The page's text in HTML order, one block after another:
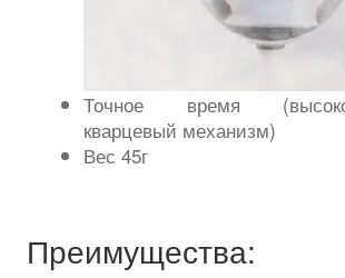
Точное время
кварцевый механизм)
Вес 45г
Преимущества: